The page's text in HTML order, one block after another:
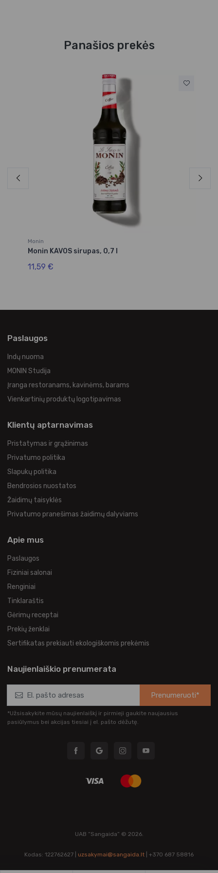
Panašios prekės
Monin
Monin KAVOS sirupas, 0,7 l
11,59 €
Paslaugos
Indų nuoma
MONIN Studija
Įranga restoranams, kavinėms, barams
Vienkartinių produktų logotipavimas
Klientų aptarnavimas
Pristatymas ir grąžinimas
Privatumo politika
Slapukų politika
Bendrosios nuostatos
Žaidimų taisyklės
Privatumo pranešimas žaidimų dalyviams
Apie mus
Paslaugos
Fiziniai salonai
Renginiai
Tinklaraštis
Gėrimų receptai
Prekių ženklai
Sertifikatas prekiauti ekologiškomis prekėmis
Naujienlaiškio prenumerata
Prenumeruoti*
*Užsisakykite mūsų naujienlaiškį ir pirmieji gaukite naujausius
pasiūlymus bei akcijas tiesiai į el. pašto dėžutę.
UAB “Sangaida” © 2026.
Kodas: 122762627 | uzsakymai@sangaida.lt | +370 687 58816